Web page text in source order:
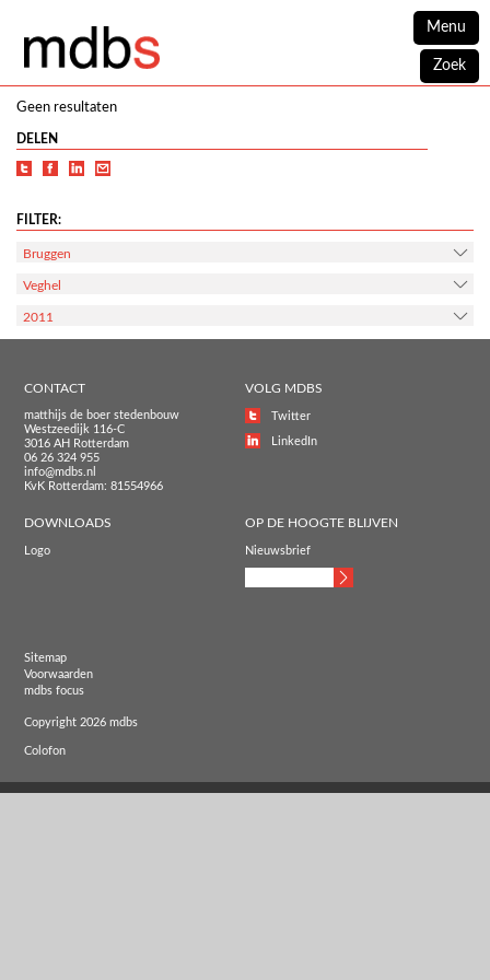
Menu
Zoek
Geen resultaten
DELEN
FILTER:
Bruggen
Veghel
2011
CONTACT
matthijs de boer stedenbouw
Westzeedijk 116-C
3016 AH Rotterdam
06 26 324 955
info@mdbs.nl
KvK Rotterdam: 81554966
VOLG MDBS
Twitter
LinkedIn
DOWNLOADS
Logo
OP DE HOOGTE BLIJVEN
Nieuwsbrief
Sitemap
Voorwaarden
mdbs focus
Copyright 2026 mdbs
Colofon